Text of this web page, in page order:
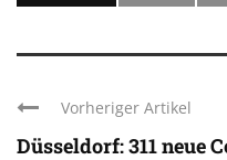
Vorheriger Artikel
Düsseldorf: 311 neue